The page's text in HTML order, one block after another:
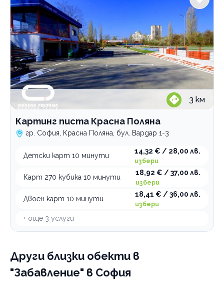
3 км
Картинг писта Красна Поляна
гр. София, Красна Поляна, бул. Вардар 1-3
Детски карт 10 минути
14,32 € / 28,00 лв.
избери
Карт 270 кубика 10 минути
18,92 € / 37,00 лв.
избери
Двоен карт 10 минути
18,41 € / 36,00 лв.
избери
+ още 3 услуги
Други близки обекти в
"Забавление" в София
Красна поляна
Услуги
Картинг
за възрастни
за деца
Категории
Картинг
Детски центрове
Водни приключения
Екстремни спортове
Пейнтбол
Еърсофт
Колоездене
Шоу програми
Настолни игри
Ескейп стаи